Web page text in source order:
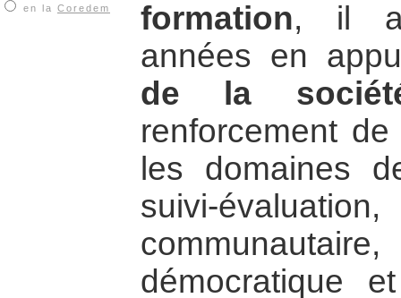
en la Coredem
formation, il a
années en
de la
renforcement
les domaines
suivi-
démocratique